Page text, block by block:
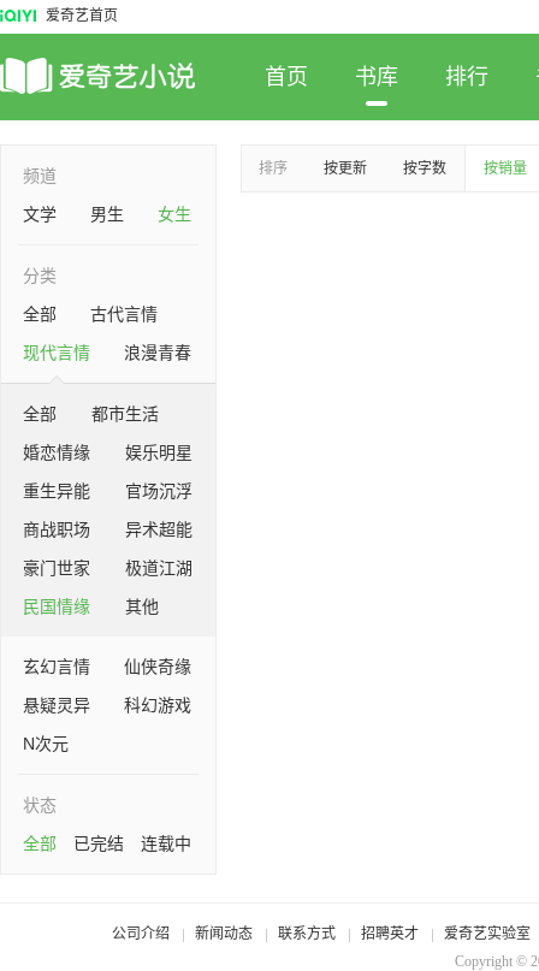
爱奇艺首页
首页 书库 排行
频道
文学
男生 女生
分类
全部
古代言情
现代言情
浪漫青春
全部
都市生活
婚恋情缘
娱乐明星
重生异能
官场沉浮
商战职场
异术超能
豪门世家
极道江湖
民国情缘
其他
玄幻言情
仙侠奇缘
悬疑灵异
科幻游戏
N次元
状态
全部
已完结 连载中
排序 按更新 按字数 按销量
公司介绍 新闻动态 联系方式 招聘英才
爱奇艺实验室
Copyright ©